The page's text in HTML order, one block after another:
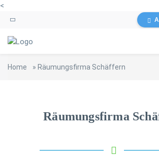
<
Home » Räumungsfirma Schäffern
Räumungsfirma